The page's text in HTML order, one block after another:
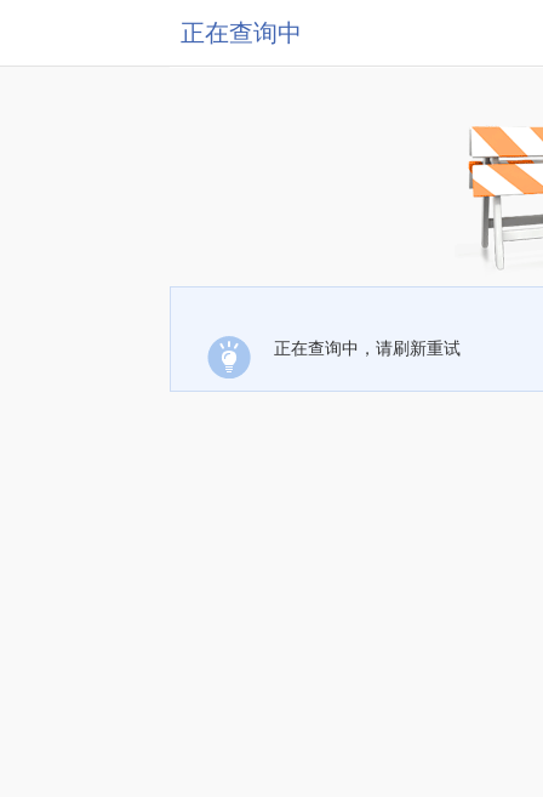
正在查询中
正在查询中，请刷新重试